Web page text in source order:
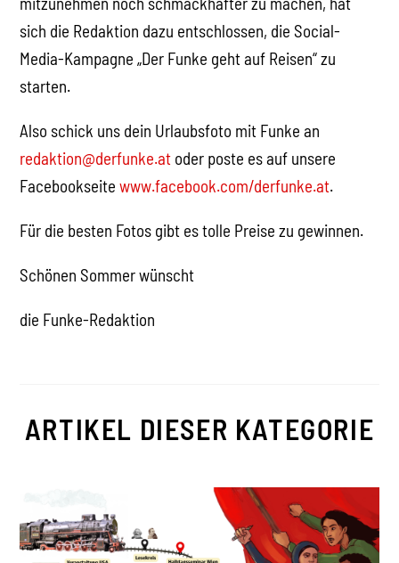
sich die Redaktion dazu entschlossen, die Social-
Media-Kampagne „Der Funke geht auf Reisen“ zu
starten.
Also schick uns dein Urlaubsfoto mit Funke an
redaktion@derfunke.at oder poste es auf unsere
Facebookseitewww.facebook.com/derfunke.at.
Für die besten Fotos gibt es tolle Preise zu gewinnen.
Schönen Sommer wünscht
die Funke-Redaktion
ARTIKEL DIESER KATEGORIE